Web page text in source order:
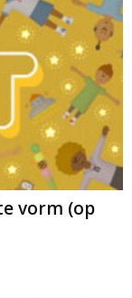
vorm (op